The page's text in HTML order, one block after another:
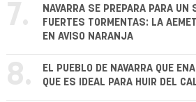
7.
NAVARRA SE PREPARA PARA UN
FUERTES TORMENTAS: LA
EN AVISO NARANJA
8.
EL PUEBLO DE NAVARRA QUE
QUE ES IDEAL PARA HUIR DEL